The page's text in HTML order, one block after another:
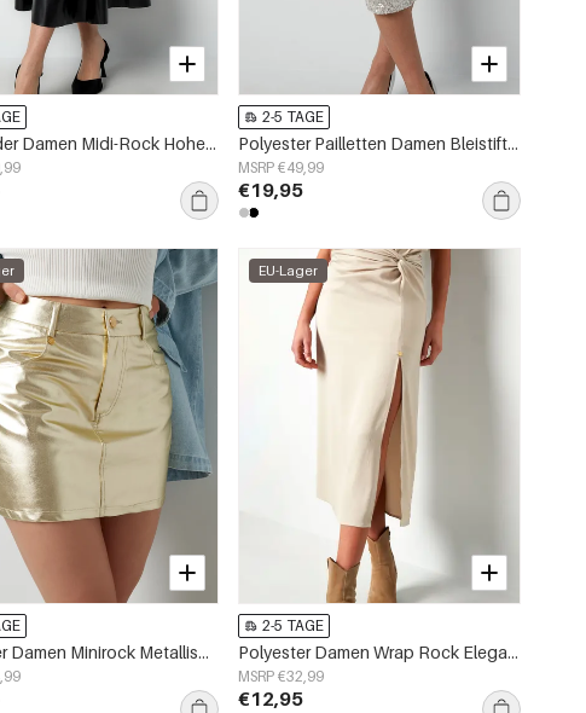
Kunstleder Damen Midi-Rock Hohe Taille A-Linie
2-5 TAGE
Polyester Pailletten Damen Bleistiftrock Glänzende Oberfläche
MSRP €49,99
€19,95
Polyester Damen Minirock Metallischer Glanz
EU-Lager
2-5 TAGE
Polyester Damen Wrap Rock Eleganter Seitenschlitz
MSRP €32,99
€12,95